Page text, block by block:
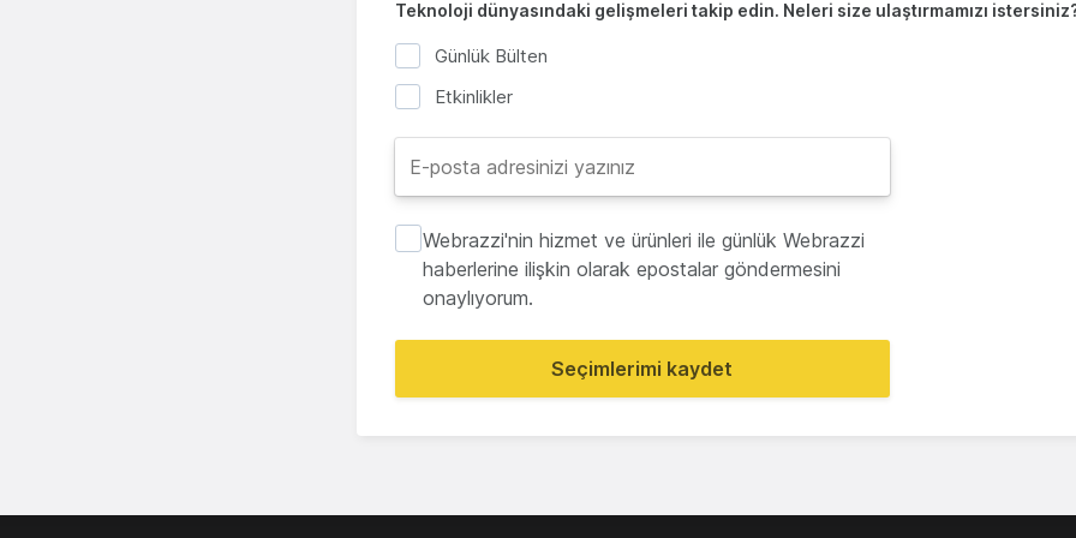
Teknoloji dünyasındaki gelişmeleri takip edin. Neleri size ulaştırmamızı
Günlük Bülten
Etkinlikler
Webrazzi'nin hizmet ve ürünleri ile günlük Webrazzi
haberlerine ilişkin olarak epostalar göndermesini
onaylıyorum.
Seçimlerimi kaydet